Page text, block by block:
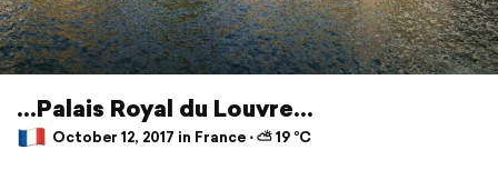
...Palais Royal du Louvre...
October 12, 2017 in France ⋅ ⛅ 19 °C